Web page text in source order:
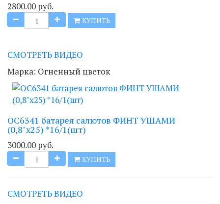
2800.00 руб.
КУПИТЬ
СМОТРЕТЬ ВИДЕО
Марка: Огненный цветок
ОС6341 батарея салютов ФИНТ УШАМИ
(0,8"х25) *16/1(шт)
3000.00 руб.
КУПИТЬ
СМОТРЕТЬ ВИДЕО